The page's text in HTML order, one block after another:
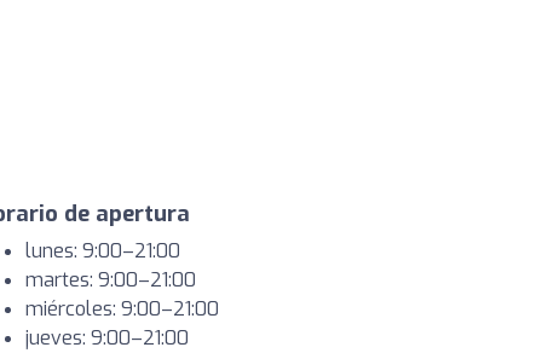
de apertura
lunes: 9:00–21:00
martes: 9:00–21:00
miércoles: 9:00–21:00
jueves: 9:00–21:00